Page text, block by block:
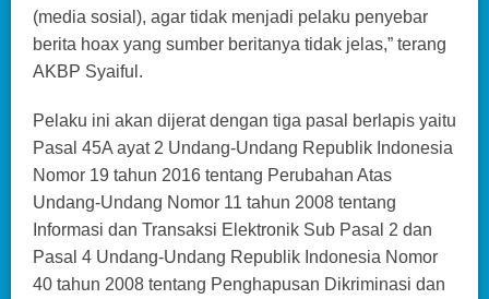
(media sosial), agar tidak menjadi pelaku penyebar
berita hoax yang sumber beritanya tidak jelas,” terang
AKBP Syaiful.
Pelaku ini akan dijerat dengan tiga pasal berlapis yaitu
Pasal 45A ayat 2 Undang-Undang Republik Indonesia
Nomor 19 tahun 2016 tentang Perubahan Atas
Undang-Undang Nomor 11 tahun 2008 tentang
Informasi dan Transaksi Elektronik Sub Pasal 2 dan
Pasal 4 Undang-Undang Republik Indonesia Nomor
40 tahun 2008 tentang Penghapusan Dikriminasi dan